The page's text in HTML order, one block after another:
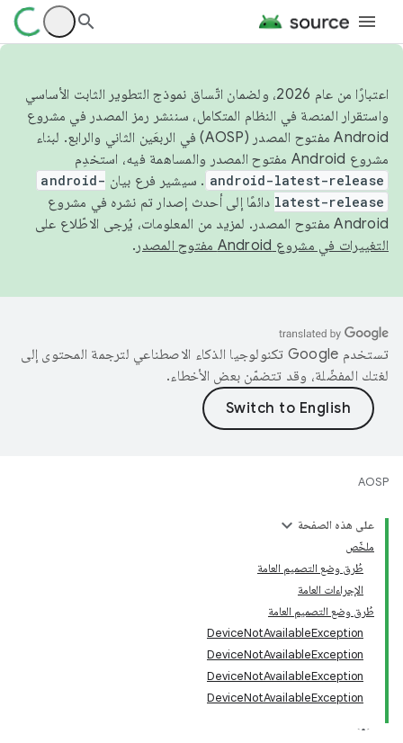
اعتبارًا من عام 2026، ولضمان اتّساق نموذج التطوير الثابت الأساسي
واستقرار المنصة في النظام المتكامل، سننشر رمز المصدر في مشروع
Android مفتوح المصدر (AOSP) في الربعَين الثاني والرابع. لبناء
مشروع Android مفتوح المصدر والمساهمة فيه، استخدِم
android-latest-release . سيشير فرع بيان android-
latest-release دائمًا إلى أحدث إصدار تم نشره في مشروع
Android مفتوح المصدر. لمزيد من المعلومات، يُرجى الاطّلاع على
التغييرات في مشروع Android مفتوح المصدر
.
تستخدم Google تكنولوجيا الذكاء الاصطناعي لترجمة المحتوى إلى
لغتك المفضّلة، وقد تتضمّن بعض الأخطاء.
AOSP
على هذه الصفحة
ملخّص
طُرق وضع التصميم العامة
الإجراءات العامة
طُرق وضع التصميم العامة
DeviceNotAvailableException
DeviceNotAvailableException
DeviceNotAvailableException
DeviceNotAvailableException